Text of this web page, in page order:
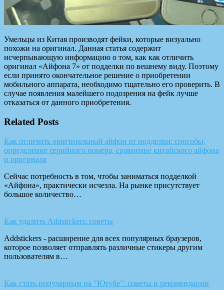
Умельцы из Китая производят фейки, которые визуально
похожи на оригинал. Данная статья содержит
исчерпывающую информацию о том, как как отличить
оригинал «Айфона 7» от подделки по вешнему виду. Поэтому
если принято окончательное решение о приобретении
мобильного аппарата, необходимо тщательно его проверить. В
случае появления малейшего подозрения на фейк лучше
отказаться от данного приобретения.
Related Posts
Как отличить оригинальный айфон от подделки: способы,
определение серийного номера, сравнение китайского айфона
и оригинала
Сейчас потребность в том, чтобы заниматься подделкой
«Айфона», практически исчезла. На рынке присутствует
большое количество…
Как удалить Addstickers: советы
Addstickers - расширение для всех популярных браузеров,
которое позволяет отправлять различные стикеры другим
пользователям в…
Как стать популярным на "Ютубе": советы и рекомендации